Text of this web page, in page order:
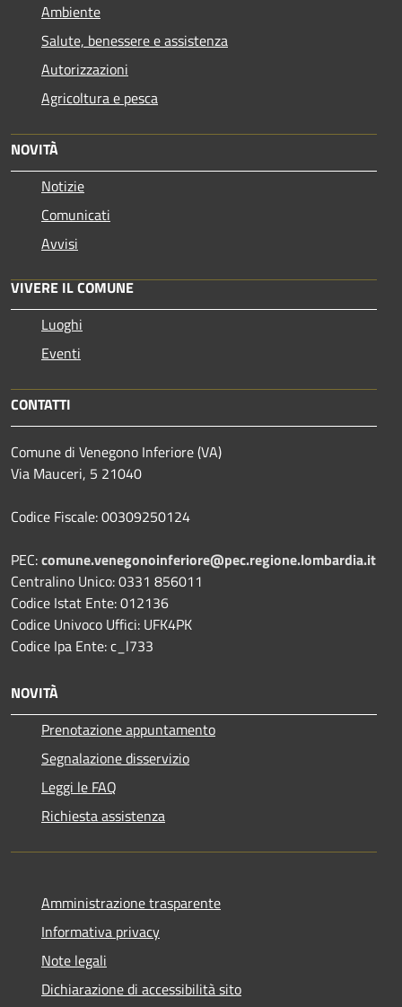
Ambiente
Salute, benessere e assistenza
Autorizzazioni
Agricoltura e pesca
NOVITÀ
Notizie
Comunicati
Avvisi
VIVERE IL COMUNE
Luoghi
Eventi
CONTATTI
Comune di Venegono Inferiore (VA)
Via Mauceri, 5 21040
Codice Fiscale: 00309250124
PEC:comune.venegonoinferiore@pec.regione.lombardia.it
Centralino Unico: 0331 856011
Codice Istat Ente: 012136
Codice Univoco Uffici: UFK4PK
Codice Ipa Ente: c_l733
NOVITÀ
Prenotazione appuntamento
Segnalazione disservizio
Leggi le FAQ
Richiesta assistenza
Amministrazione trasparente
Informativa privacy
Note legali
Dichiarazione di accessibilità sito